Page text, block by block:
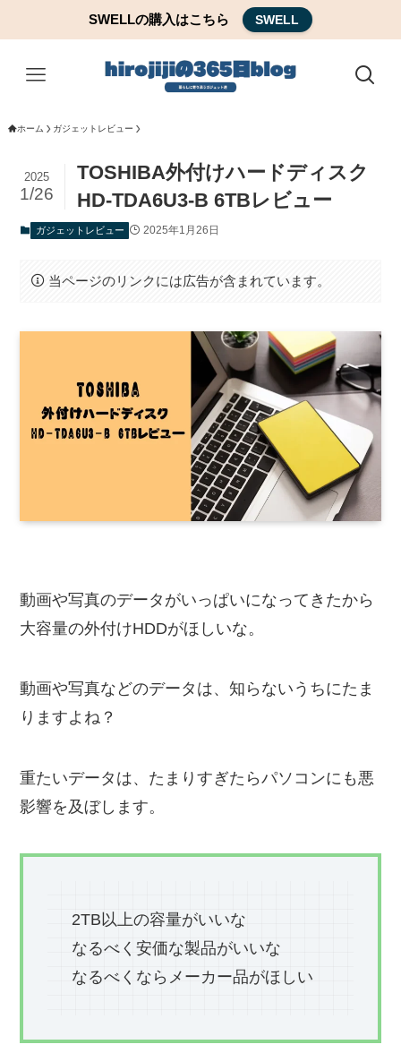
SWELLの購入はこちら SWELL
ホーム ガジェットレビュー
TOSHIBA外付けハードディスク
HD-TDA6U3-B 6TBレビュー
2025
1/26
ガジェットレビュー 2025年1月26日
当ページのリンクには広告が含まれています。
動画や写真のデータがいっぱいになってきたから
大容量の外付けHDDがほしいな。
動画や写真などのデータは、知らないうちにたま
りますよね？
重たいデータは、たまりすぎたらパソコンにも悪
影響を及ぼします。
2TB以上の容量がいいな
なるべく安価な製品がいいな
なるべくならメーカー品がほしい